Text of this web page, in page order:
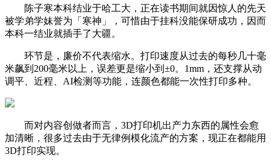
陈子寒本科结业于哈工大，正在读书期间就因惊人的先天
被学弟学妹誉为「寒神」，可惜由于挂科没能保研成功，因而
本科一结业就插手了大疆。
环节是，廉价不代表缩水。打印速度从过去的每秒几十毫
米飙到200毫米以上，误差更是缩小到±0。1mm，还支撑从动
调平、近程、AI检测等功能，连颜色都能一次性打印多种。
而对内容创做者而言，3D打印机出产力东西的属性会愈
加清晰，很多过去由于无律例模化流产的方案，现正在都能用
3D打印实现。